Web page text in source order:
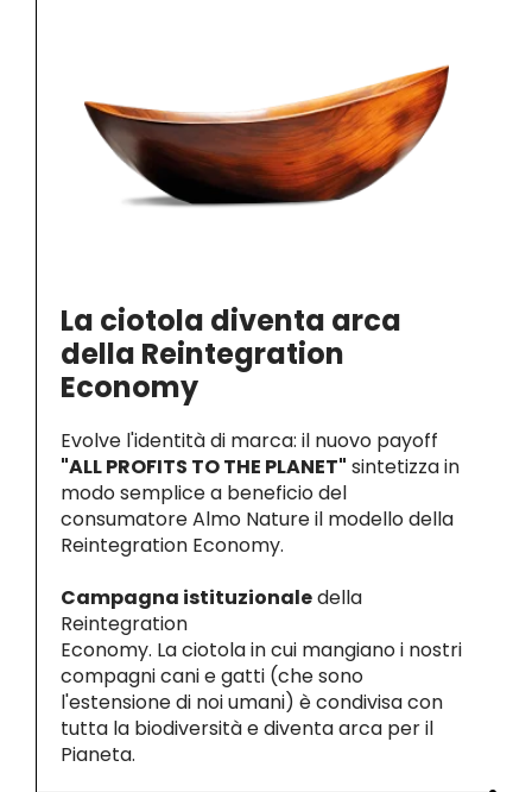
La ciotola diventa arca
della Reintegration
Economy
Evolve l'identità di marca: il nuovo payoff
"ALL PROFITS TO THE PLANET" sintetizza in
modo semplice a beneficio del
consumatore Almo Nature il modello della
Reintegration Economy.
Campagna istituzionaledella
Reintegration
Economy. La ciotola in cui mangiano i nostri
compagni cani e gatti (che sono
l'estensione di noi umani) è condivisa con
tutta la biodiversità e diventa arca per il
Pianeta.